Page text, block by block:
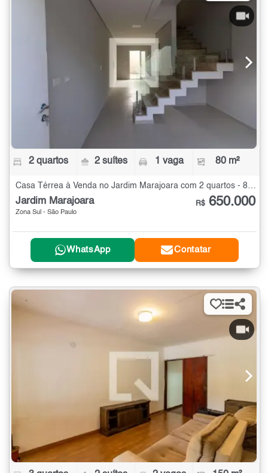
2 quartos 2 suítes 1 vaga 80 m²
Casa Térrea à Venda no Jardim Marajoara com 2 quartos - 80 m²
Jardim Marajoara
Zona Sul - São Paulo
R$ 650.000
WhatsApp Contatar